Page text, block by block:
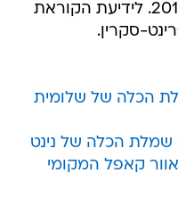
שתספק השראה לכלות של 2018. לידיעת הקוראת
סקרין.
הכלה של שלומית
שמלת הכלה של נינט
קאפל המקומי